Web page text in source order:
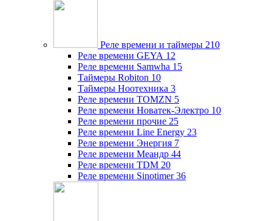
Реле времени и таймеры 210
Реле времени GEYA 12
Реле времени Samwha 15
Таймеры Robiton 10
Таймеры Ноотехника 3
Реле времени TOMZN 5
Реле времени Новатек-Электро 10
Реле времени прочие 25
Реле времени Line Energy 23
Реле времени Энергия 7
Реле времени Меандр 44
Реле времени TDM 20
Реле времени Sinotimer 36